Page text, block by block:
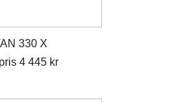
330 X
4 445 kr